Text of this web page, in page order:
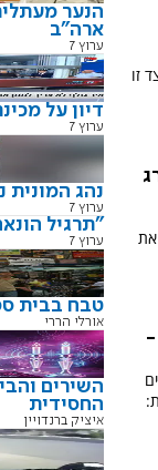
זו
-
הנער
ארה"ב
ערוץ 7
דיון על
ערוץ 7
נהג המונית נתפס - 20
ערוץ 7
"תרגיל
ערוץ 7
טבח בבית
אורלי הררי
השירים
החסידית
איציק ברנדויין